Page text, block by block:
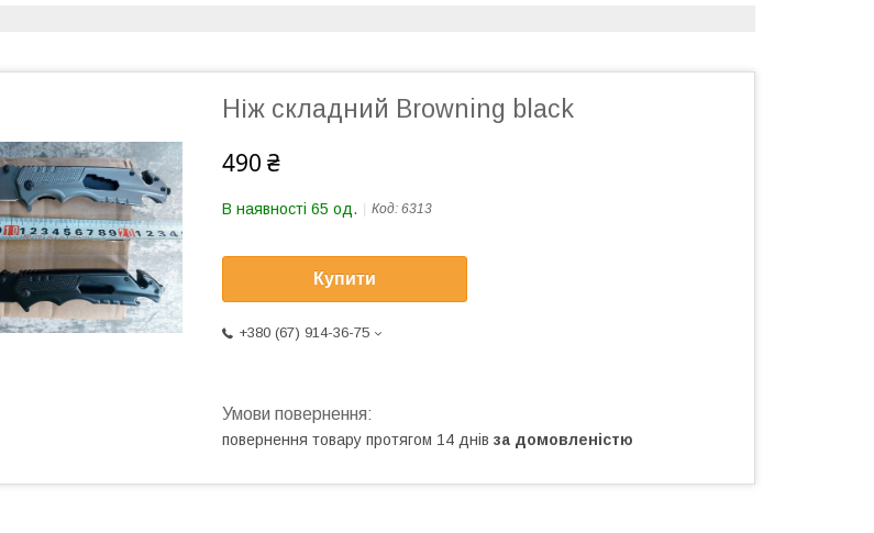
Ніж складний Browning black
490 ₴
В наявності 65 од. Код: 6313
Купити
+380 (67) 914-36-75
повернення товару протягом 14 днів за домовленістю